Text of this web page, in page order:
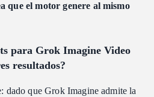
que el motor genere al mismo
para Grok Imagine Video
resultados?
dado que Grok Imagine admite la